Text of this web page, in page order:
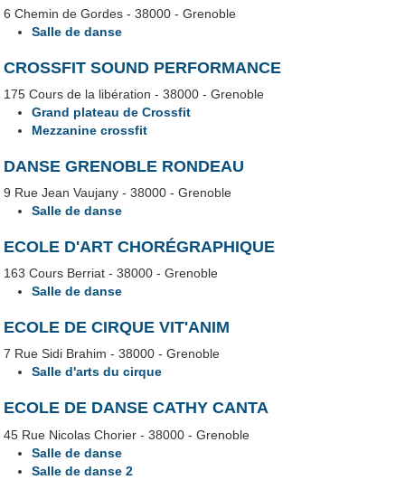
6 Chemin de Gordes - 38000 - Grenoble
Salle de danse
CROSSFIT SOUND PERFORMANCE
175 Cours de la libération - 38000 - Grenoble
Grand plateau de Crossfit
Mezzanine crossfit
DANSE GRENOBLE RONDEAU
9 Rue Jean Vaujany - 38000 - Grenoble
Salle de danse
ECOLE D'ART CHORÉGRAPHIQUE
163 Cours Berriat - 38000 - Grenoble
Salle de danse
ECOLE DE CIRQUE VIT'ANIM
7 Rue Sidi Brahim - 38000 - Grenoble
Salle d'arts du cirque
ECOLE DE DANSE CATHY CANTA
45 Rue Nicolas Chorier - 38000 - Grenoble
Salle de danse
Salle de danse 2